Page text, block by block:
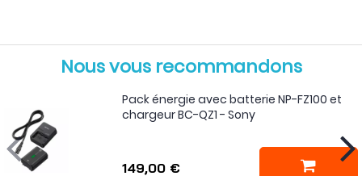
Nous vous recommandons
Pack énergie avec batterie NP-FZ100 et
chargeur BC-QZ1 - Sony
149,00 €